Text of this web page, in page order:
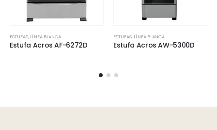
ESTUFAS, LÍNEA BLANCA
Estufa Acros AF-6272D
ESTUFAS, LÍNEA BLANCA
Estufa Acros AW-5300D